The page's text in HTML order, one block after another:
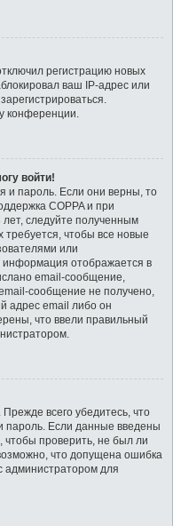
регистрацию новых
ваш IP-адрес или
конференции.
войти!
и пароль. Если они верны, то
COPPA и при
следуйте полученным
чтобы все новые
или
информация отображается в
email-сообщение,
сообщение не получено,
адрес email либо он
что ввели правильный
всего убедитесь, что
пароль. Если данные введены
чтобы проверить, не был ли
что допущена ошибка
администратором для